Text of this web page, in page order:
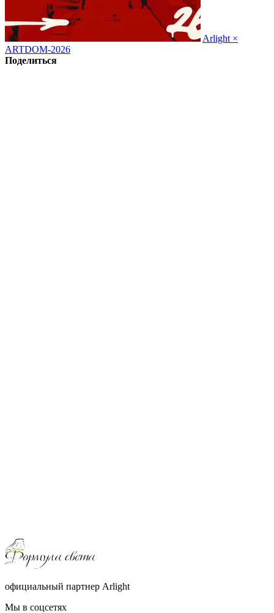
Arlight ×
ARTDOM-2026
Поделиться
официальный партнер Arlight
Мы в соцсетях